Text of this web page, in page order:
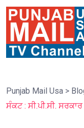
Punjab Mail Usa >
ਸੰਕਟ : ਸੀ.ਪੀ.ਸੀ.